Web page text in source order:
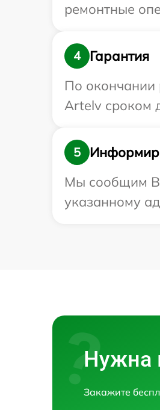
ремонтные
4
Гарантия
По окончании
Artelv сроком
5
Мы сообщим
указанному
Нужна
Закажите